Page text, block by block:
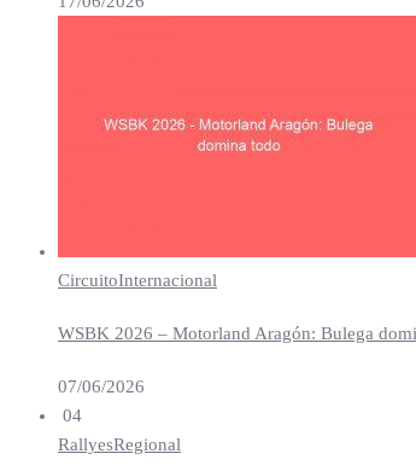
CircuitoInternacional
WSBK 2026 – Motorland Aragón: Bulega
07/06/2026
04
RallyesRegional